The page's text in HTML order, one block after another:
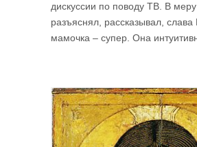
дискуссии по поводу ТВ. В
разъяснял, рассказывал, слава
мамочка – супер. Она